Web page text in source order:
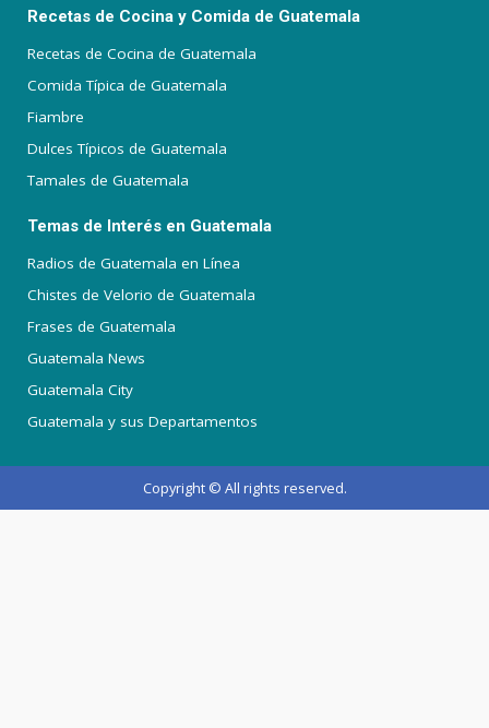
Recetas de Cocina y Comida de Guatemala
Recetas de Cocina de Guatemala
Comida Típica de Guatemala
Fiambre
Dulces Típicos de Guatemala
Tamales de Guatemala
Temas de Interés en Guatemala
Radios de Guatemala en Línea
Chistes de Velorio de Guatemala
Frases de Guatemala
Guatemala News
Guatemala City
Guatemala y sus Departamentos
Copyright © All rights reserved.